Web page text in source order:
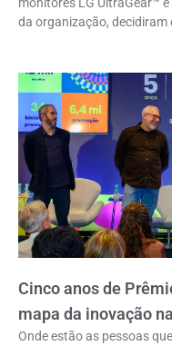
da organização, decidiram
Cinco anos de
mapa da inovação
Onde estão as pessoas